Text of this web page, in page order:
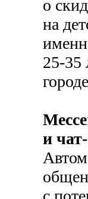
о
на
25-35
и